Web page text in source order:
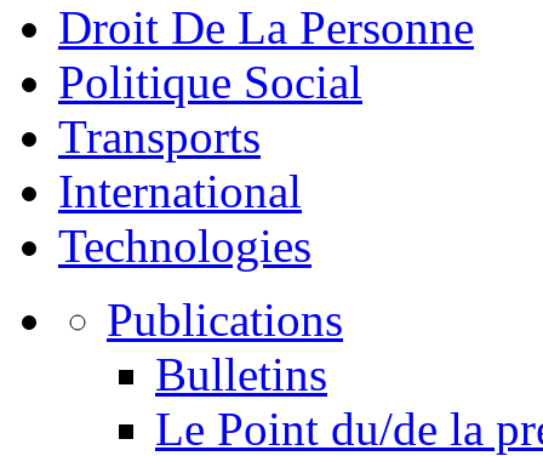
Droit De La Personne
Politique Social
Transports
International
Technologies
Publications
Bulletins
Le Point du/de la